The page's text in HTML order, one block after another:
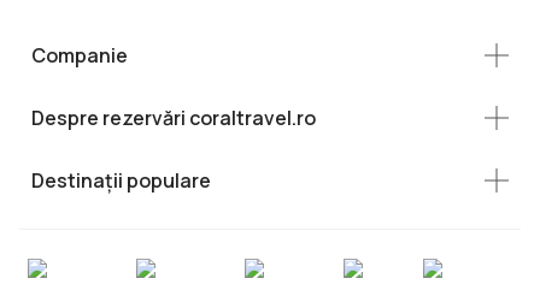
Companie
Despre rezervări coraltravel.ro
Destinații populare